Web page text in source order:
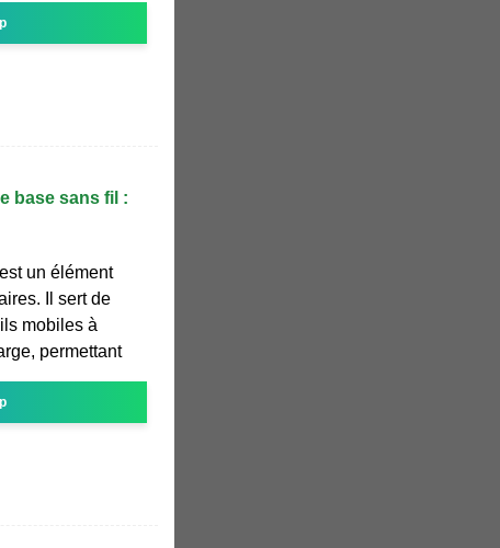
base sans fil :
un élément
Il sert de
mobiles à
permettant